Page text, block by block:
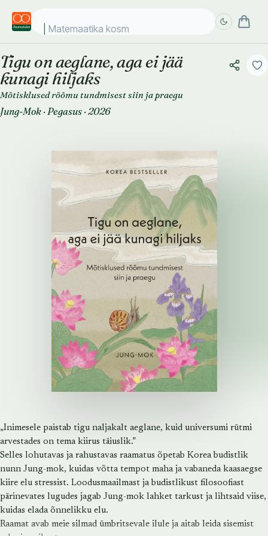
Matemaatika kosmose
Tigu on aeglane, aga ei jää
kunagi hiljaks
Mõtisklused rõõmu tundmisest siin ja praegu
Jung-Mok ·Pegasus ·2026
„Inimesele paistab tigu naljakalt aeglane, kuid universumi rütmi
arvestades on tema kiirus täiuslik.”
Selles lohutavas ja rahustavas raamatus õpetab Korea budistlik
nunn Jung-mok, kuidas võtta tempot maha ja vabaneda kaasaegse
kiire elu stressist. Loodusmaailmast ja budistlikust filosoofiast
pärinevates lugudes jagab Jung-mok lahket tarkust ja lihtsaid viise,
kuidas elada õnnelikku elu.
Raamat avab meie silmad ümbritsevale ilule ja aitab leida sisemist